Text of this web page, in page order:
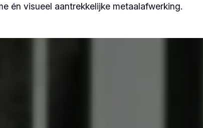
én visueel aantrekkelijke metaalafwerking.